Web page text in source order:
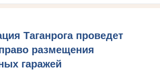
Таганрога проведет
размещения
гаражей